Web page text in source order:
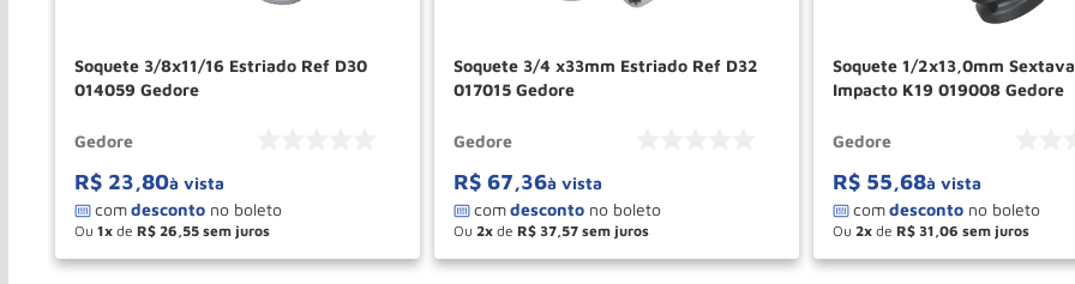
Soquete 3/8x11/16 Estriado Ref D30
014059 Gedore
Gedore
R$ 23,80à vista
Ou 1 de R$ 26,55
＋
－ COMPRAR
Soquete 3/4 x33mm Estriado Ref D32
017015 Gedore
Gedore
R$ 67,36à vista
Ou 2 de R$ 37,57
＋
－ COMPRAR
Soquete 1/2x13,0mm
Impacto K19 019008 Gedore
Gedore
R$ 55,68à vista
Ou 2 de R$ 31,06
＋
－